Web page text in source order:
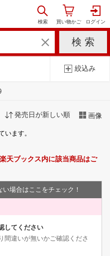
絞込み
発売日が新しい順 画像
います。
天ブックス内に該当商品はご
場合はここをチェック！
してください
間違いが無いかご確認くださ